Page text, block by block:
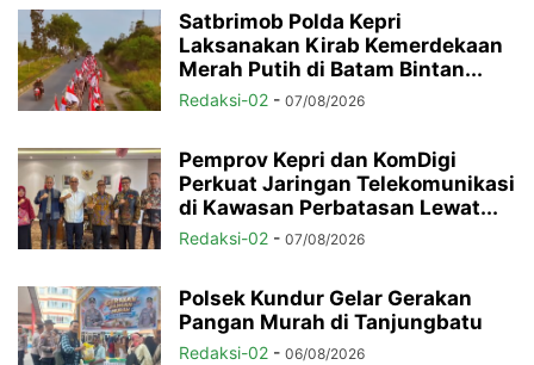
Satbrimob Polda Kepri
Laksanakan Kirab Kemerdekaan
Merah Putih di Batam Bintan...
Redaksi-02 - 07/08/2026
Pemprov Kepri dan KomDigi
Perkuat Jaringan Telekomunikasi
di Kawasan Perbatasan Lewat...
Redaksi-02 - 07/08/2026
Polsek Kundur Gelar Gerakan
Pangan Murah di Tanjungbatu
Redaksi-02 - 06/08/2026